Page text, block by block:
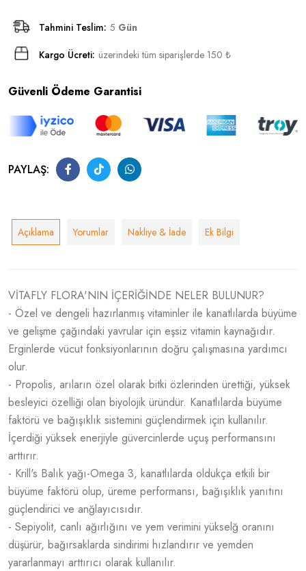
Tahmini Teslim: 5 Gün
Kargo Ücreti: üzerindeki tüm siparişlerde 150 ₺
Güvenli Ödeme Garantisi
PAYLAŞ:
Açıklama Yorumlar Nakliye & İade Ek Bilgi
VİTAFLY FLORA'NIN İÇERİĞİNDE NELER BULUNUR?
- Özel ve dengeli hazırlanmış vitaminler ile kanatlılarda büyüme
ve gelişme çağındaki yavrular için eşsiz vitamin kaynağıdır.
Erginlerde vücut fonksiyonlarının doğru çalışmasına yardımcı
olur.
- Propolis, arıların özel olarak bitki özlerinden ürettiği, yüksek
besleyici özelliği olan biyolojik üründür. Kanatlılarda büyüme
faktörü ve bağışıklık sistemini güçlendirmek için kullanılır.
İçerdiği yüksek enerjiyle güvercinlerde uçuş performansını
arttırır.
- Krill's Balık yağı-Omega 3, kanatlılarda oldukça etkili bir
büyüme faktörü olup, üreme performansı, bağışıklık yanıtını
güçlendirici ve anğlayıcısıdır.
- Sepiyolit, canlı ağırlığını ve yem verimini yükselğ oranını
düşürür, bağırsaklarda sindirimi hızlandırır ve yemden
yararlanmayı arttırıcı olarak kullanılır.